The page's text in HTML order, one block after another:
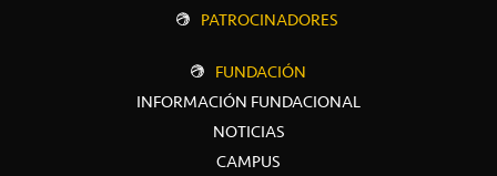
PATROCINADORES
FUNDACIÓN
INFORMACIÓN FUNDACIONAL
NOTICIAS
CAMPUS